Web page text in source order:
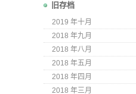
旧存档
2019 年十月
2018 年九月
2018 年八月
2018 年五月
2018 年四月
2018 年三月